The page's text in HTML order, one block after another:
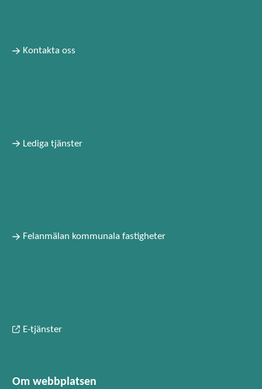
Kontakta oss
Lediga tjänster
Felanmälan kommunala fastigheter
E-tjänster
Om webbplatsen